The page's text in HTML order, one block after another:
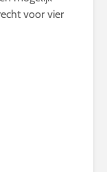
voor vier